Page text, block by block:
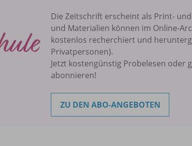
Die Zeitschrift erscheint als Print-
und Materialien können im Online-
kostenlos recherchiert und
Privatpersonen).
Jetzt kostengünstig Probelesen oder
abonnieren!
ZU DEN ABO-ANGEBOTEN